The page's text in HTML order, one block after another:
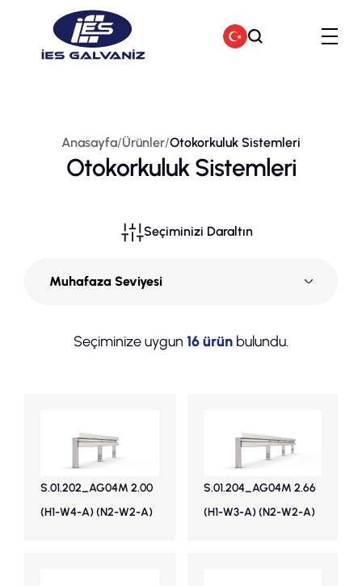
Ürünler
Şirket Politikalarımız
Kalite Politikamız
Anasayfa/Ürünler/Otokorkuluk Sistemleri
Otokorkuluk Sistemleri
Seçiminizi Daraltın
Muhafaza Seviyesi
Seçiminize uygun 16ürün bulundu.
S.01.202_AG04M 2.00
(H1-W4-A) (N2-W2-A)
S.01.204_AG04M 2.66
(H1-W3-A) (N2-W2-A)